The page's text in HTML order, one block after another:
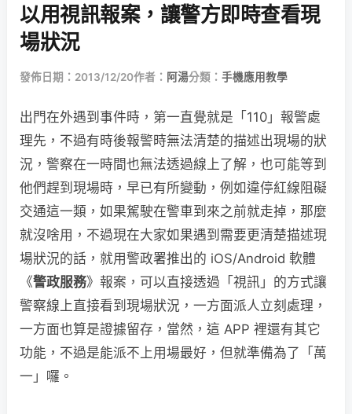
以用視訊報案，讓警方即時查看現
場狀況
發佈日期：2013/12/20作者： 阿湯分類： 手機應用教學
出門在外遇到事件時，第一直覺就是「110」報警處
理先，不過有時後報警時無法清楚的描述出現場的狀
況，警察在一時間也無法透過線上了解，也可能等到
他們趕到現場時，早已有所變動，例如違停紅線阻礙
交通這一類，如果駕駛在警車到來之前就走掉，那麼
就沒啥用，不過現在大家如果遇到需要更清楚描述現
場狀況的話，就用警政署推出的 iOS/Android 軟體
《警政服務》報案，可以直接透過「視訊」的方式讓
警察線上直接看到現場狀況，一方面派人立刻處理，
一方面也算是證據留存，當然，這 APP 裡還有其它
功能，不過是能派不上用場最好，但就準備為了「萬
一」囉。